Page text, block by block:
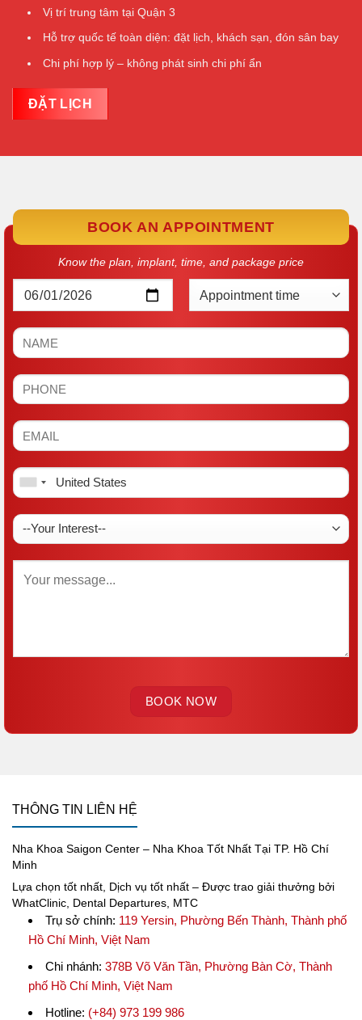
Vị trí trung tâm tại Quận 3
Hỗ trợ quốc tế toàn diện: đặt lịch, khách sạn, đón sân bay
Chi phí hợp lý – không phát sinh chi phí ẩn
ĐẶT LỊCH
BOOK AN APPOINTMENT
Know the plan, implant, time, and package price
THÔNG TIN LIÊN HỆ
Nha Khoa Saigon Center – Nha Khoa Tốt Nhất Tại TP. Hồ Chí
Minh
Lựa chọn tốt nhất, Dịch vụ tốt nhất – Được trao giải thưởng bởi
WhatClinic, Dental Departures, MTC
Trụ sở chính: 119 Yersin, Phường Bến Thành, Thành phố
Hồ Chí Minh, Việt Nam
Chi nhánh: 378B Võ Văn Tần, Phường Bàn Cờ, Thành
phố Hồ Chí Minh, Việt Nam
Hotline: (+84) 973 199 986